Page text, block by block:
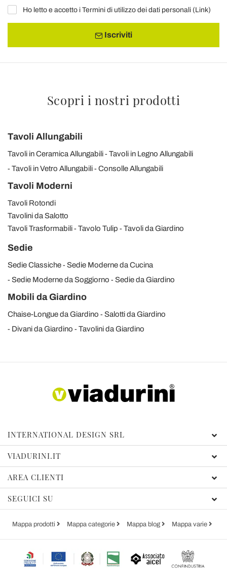
Ho letto e accetto i Termini di utilizzo dei dati personali (Link)
Iscriviti
Scopri i nostri prodotti
Tavoli Allungabili
Tavoli in Ceramica Allungabili
Tavoli in Legno Allungabili
Tavoli in Vetro Allungabili
Consolle Allungabili
Tavoli Moderni
Tavoli Rotondi
Tavolini da Salotto
Tavoli Trasformabili
Tavolo Tulip Tavoli da Giardino
Sedie
Sedie Classiche
Sedie Moderne da Cucina
Sedie Moderne da Soggiorno
Sedie da Giardino
Mobili da Giardino
Chaise-Longue da Giardino
Salotti da Giardino
Divani da Giardino
Tavolini da Giardino
INTERNATIONAL DESIGN SRL
VIADURINI.IT
AREA CLIENTI
SEGUICI SU
Mappa prodotti Mappa categorie Mappa blog Mappa varie